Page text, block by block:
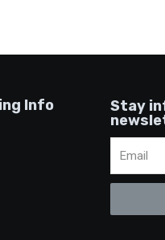
Info
Stay